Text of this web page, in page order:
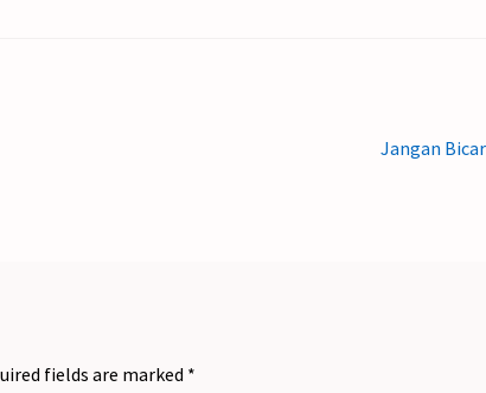
Next
Jangan
fields are marked *